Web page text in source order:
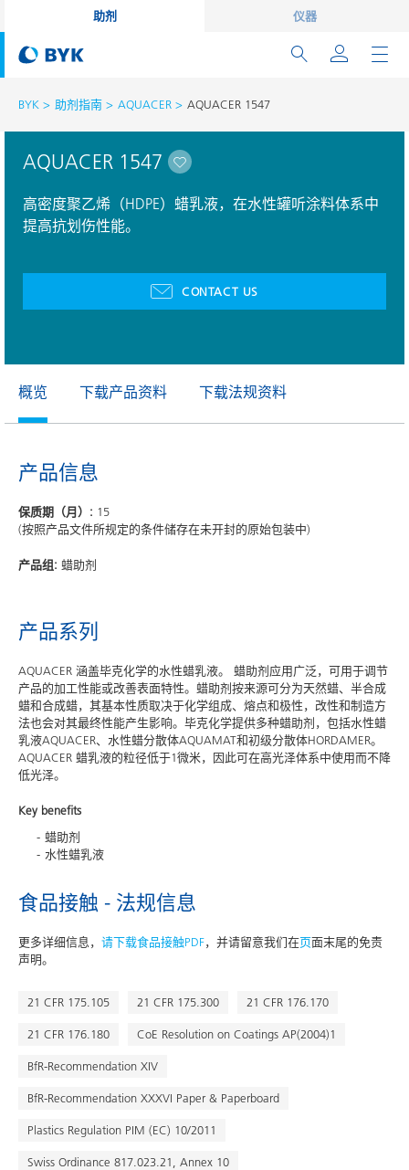
助剂 仪器
BYK 助剂指南 AQUACER AQUACER 1547
AQUACER 1547
高密度聚乙烯（HDPE）蜡乳液，在水性罐听涂料体系中
提高抗划伤性能。
CONTACT US
概览 下载产品资料 下载法规资料
产品信息
保质期（月）: 15
(按照产品文件所规定的条件储存在未开封的原始包装中)
产品组: 蜡助剂
产品系列
AQUACER 涵盖毕克化学的水性蜡乳液。 蜡助剂应用广泛，可用于调节
产品的加工性能或改善表面特性。蜡助剂按来源可分为天然蜡、半合成
蜡和合成蜡，其基本性质取决于化学组成、熔点和极性，改性和制造方
法也会对其最终性能产生影响。毕克化学提供多种蜡助剂，包括水性蜡
乳液AQUACER、水性蜡分散体AQUAMAT和初级分散体HORDAMER。
AQUACER 蜡乳液的粒径低于1微米，因此可在高光泽体系中使用而不降
低光泽。
Key benefits
蜡助剂
水性蜡乳液
食品接触 - 法规信息
更多详细信息， 请下载食品接触PDF，并请留意我们在页面末尾的免责
声明。
21 CFR 175.105 21 CFR 175.300 21 CFR 176.170
21 CFR 176.180 CoE Resolution on Coatings AP(2004)1
BfR-Recommendation XIV
BfR-Recommendation XXXVI Paper & Paperboard
Plastics Regulation PIM (EC) 10/2011
Swiss Ordinance 817.023.21, Annex 10